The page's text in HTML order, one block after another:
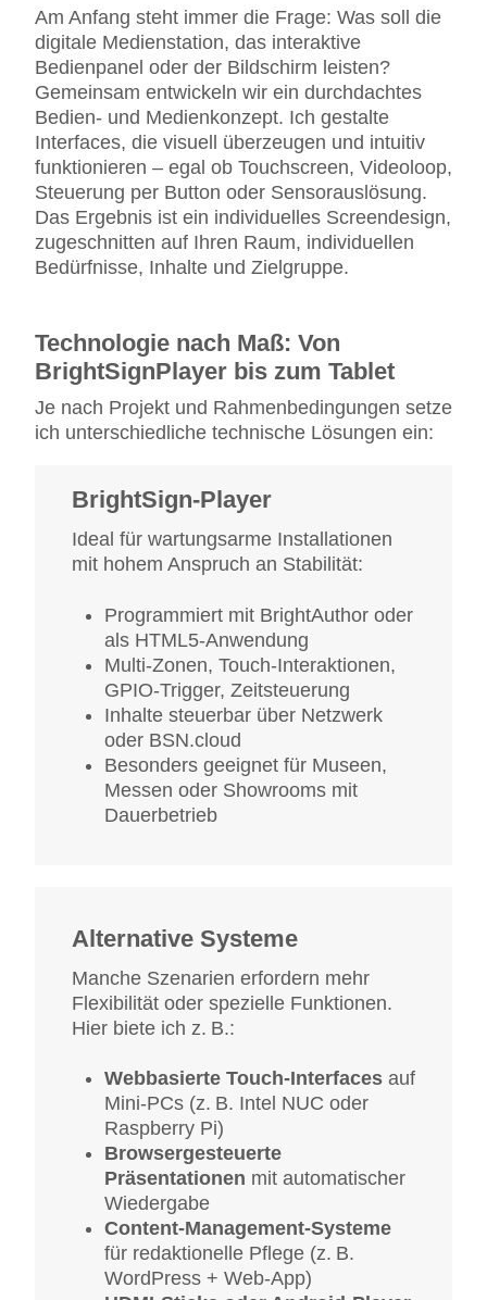
Am Anfang steht immer die Frage: Was soll die
digitale Medienstation, das interaktive
Bedienpanel oder der Bildschirm leisten?
Gemeinsam entwickeln wir ein durchdachtes
Bedien- und Medienkonzept. Ich gestalte
Interfaces, die visuell überzeugen und intuitiv
funktionieren – egal ob Touchscreen, Videoloop,
Steuerung per Button oder Sensorauslösung.
Das Ergebnis ist ein individuelles Screendesign,
zugeschnitten auf Ihren Raum, individuellen
Bedürfnisse, Inhalte und Zielgruppe.
Technologie nach Maß: Von
BrightSignPlayer bis zum Tablet
Je nach Projekt und Rahmenbedingungen setze
ich unterschiedliche technische Lösungen ein:
BrightSign-Player
Ideal für wartungsarme Installationen
mit hohem Anspruch an Stabilität:
Programmiert mit BrightAuthor oder
als HTML5-Anwendung
Multi-Zonen, Touch-Interaktionen,
GPIO-Trigger, Zeitsteuerung
Inhalte steuerbar über Netzwerk
oder BSN.cloud
Besonders geeignet für Museen,
Messen oder Showrooms mit
Dauerbetrieb
Alternative Systeme
Manche Szenarien erfordern mehr
Flexibilität oder spezielle Funktionen.
Hier biete ich z. B.:
Webbasierte Touch-Interfacesauf
Mini-PCs (z. B. Intel NUC oder
Raspberry Pi)
Browsergesteuerte
Präsentationen mit automatischer
Wiedergabe
Content-Management-Systeme
für redaktionelle Pflege (z. B.
WordPress + Web-App)